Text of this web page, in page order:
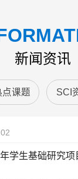
新闻资讯
点课题 SCI
学生基础研究项